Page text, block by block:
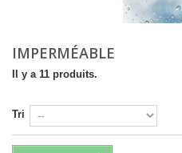
IMPERMÉABLE
Il y a 11 produits.
Tri